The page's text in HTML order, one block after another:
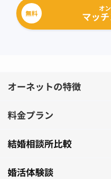
無料
オ
マッ
オーネットの特徴
料金プラン
結婚相談所比較
婚活体験談